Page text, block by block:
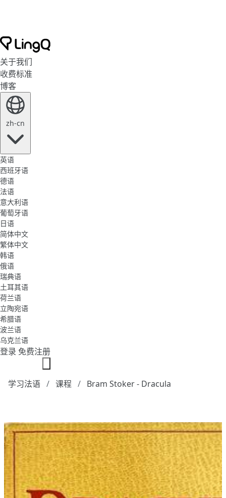
关于我们
收费标准
博客
zh-cn
英语
西班牙语
德语
法语
意大利语
葡萄牙语
日语
简体中文
繁体中文
韩语
俄语
瑞典语
土耳其语
荷兰语
立陶宛语
希腊语
波兰语
乌克兰语
登录 免费注册
学习法语 课程 Bram Stoker - Dracula